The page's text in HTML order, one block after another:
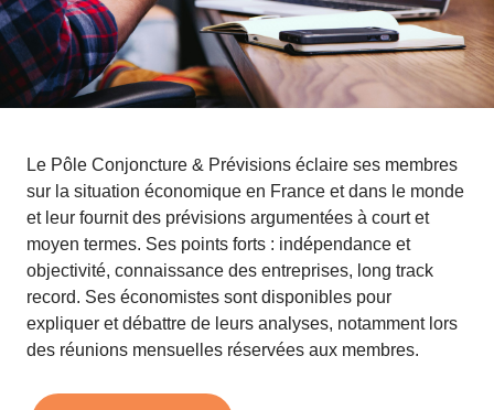
Le Pôle Conjoncture & Prévisions éclaire ses membres
sur la situation économique en France et dans le monde
et leur fournit des prévisions argumentées à court et
moyen termes. Ses points forts : indépendance et
objectivité, connaissance des entreprises, long track
record. Ses économistes sont disponibles pour
expliquer et débattre de leurs analyses, notamment lors
des réunions mensuelles réservées aux membres.